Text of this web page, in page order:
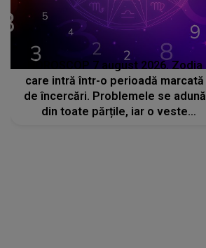
HOROSCOP 7 august 2026. Zodia
care intră într-o perioadă marcată
de încercări. Problemele se adună
din toate părțile, iar o veste